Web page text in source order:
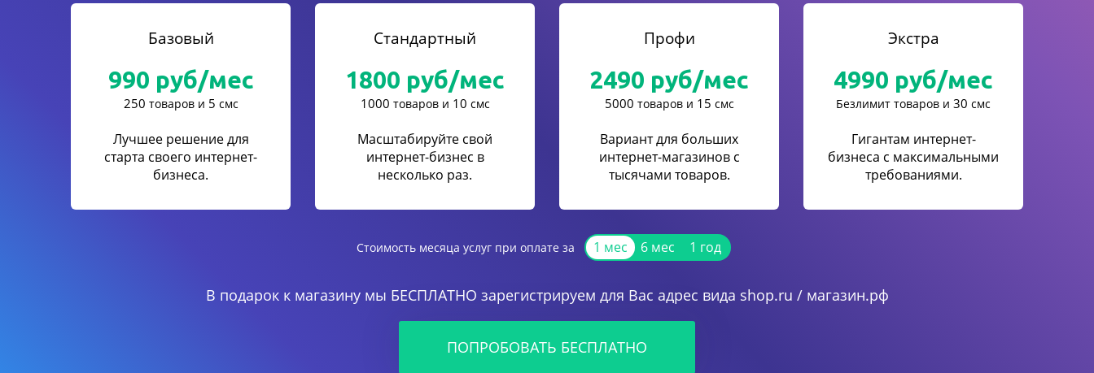
Базовый
990 руб/мес
250 товаров и 5 смс
Лучшее решение для
старта своего интернет-
бизнеса.
Стандартный
1800 руб/мес
1000 товаров и 10 смс
Масштабируйте свой
интернет-бизнес в
несколько раз.
Профи
2490 руб/мес
5000 товаров и 15 смс
Вариант для больших
интернет-магазинов с
тысячами товаров.
Экстра
4990 руб/мес
Безлимит товаров и 30 смс
Гигантам интернет-
бизнеса с максимальными
требованиями.
Стоимость месяца услуг при оплате за 1 мес 6 мес 1 год
В подарок к магазину мы БЕСПЛАТНО зарегистрируем для Вас адрес вида shop.ru / магазин.рф
ПОПРОБОВАТЬ БЕСПЛАТНО